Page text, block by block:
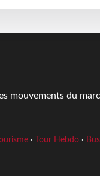
mouvements du
· Tour Hebdo·